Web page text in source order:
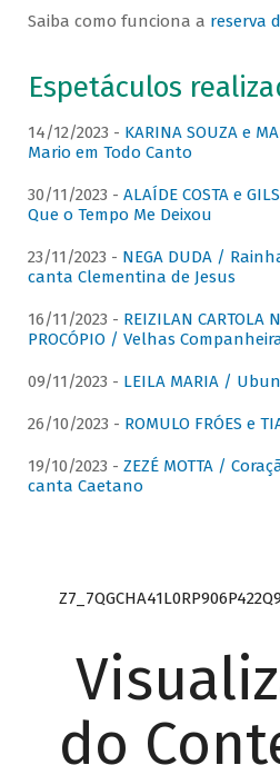
Saiba como funciona a reserva
Espetáculos
14/12/2023 - KARINA SOUZA e
Mario em Todo Canto
30/11/2023 - ALAÍDE COSTA e
Que o Tempo Me Deixou
23/11/2023 - NEGA DUDA /
canta Clementina de Jesus
16/11/2023 - REIZILAN CARTOLA
PROCÓPIO / Velhas
09/11/2023 - LEILA MARIA /
26/10/2023 - ROMULO FRÓES e
19/10/2023 - ZEZÉ MOTTA /
canta Caetano
do